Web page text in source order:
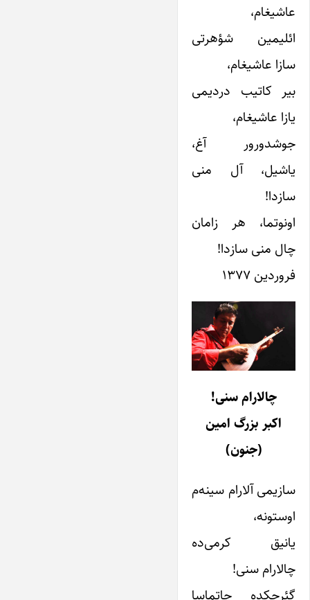
عاشیغام،
ائلیمین شؤهرتی
سازا عاشیغام،
بیر کاتیب دردیمی
یازا عاشیغام،
جوشدورور آغ،
یاشیل، آل منی
سازدا!
اونوتما، هر زامان
چال منی سازدا!
فروردین ۱۳۷۷
چالارام سنی!
اکبر بزرگ امین
(جنون)
سازیمی آلارام سینه‌م
اوستونه،
یانیق کرمی‌ده
چالارام سنی!
گئرچکده چاتماسا